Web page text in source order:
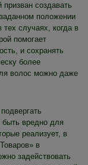
создавать
положении
тех случаях, когда в
помогает
и сохранять
более
волос можно даже
быть вредно для
реализует, в
в
задействовать